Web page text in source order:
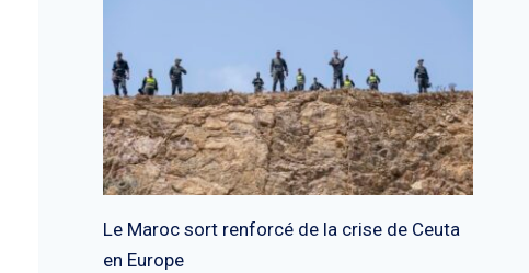
Le Maroc sort renforcé de la crise de Ceuta
en Europe